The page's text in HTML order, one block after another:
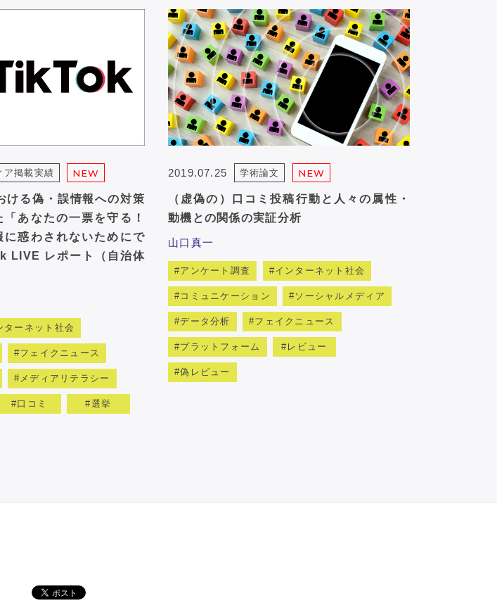
ア掲載実績 NEW
ける偽・誤情報への対策
あなたの一票を守る！
に惑わされないためにで
LIVE レポート（自治体
ターネット社会
フェイクニュース
メディアリテラシー
口コミ 選挙
2019.07.25 学術論文 NEW
（虚偽の）口コミ投稿行動と人々の属性・
動機との関係の実証分析
山口真一
アンケート調査 インターネット社会
コミュニケーション ソーシャルメディア
データ分析 フェイクニュース
プラットフォーム レビュー
偽レビュー